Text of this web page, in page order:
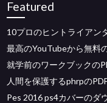
Featured
10プロのヒントライアン
最高のYouTubeから無料
就学前のワークブックの
人間を保護するphrpの
Pes 2016 ps4カバーのダ